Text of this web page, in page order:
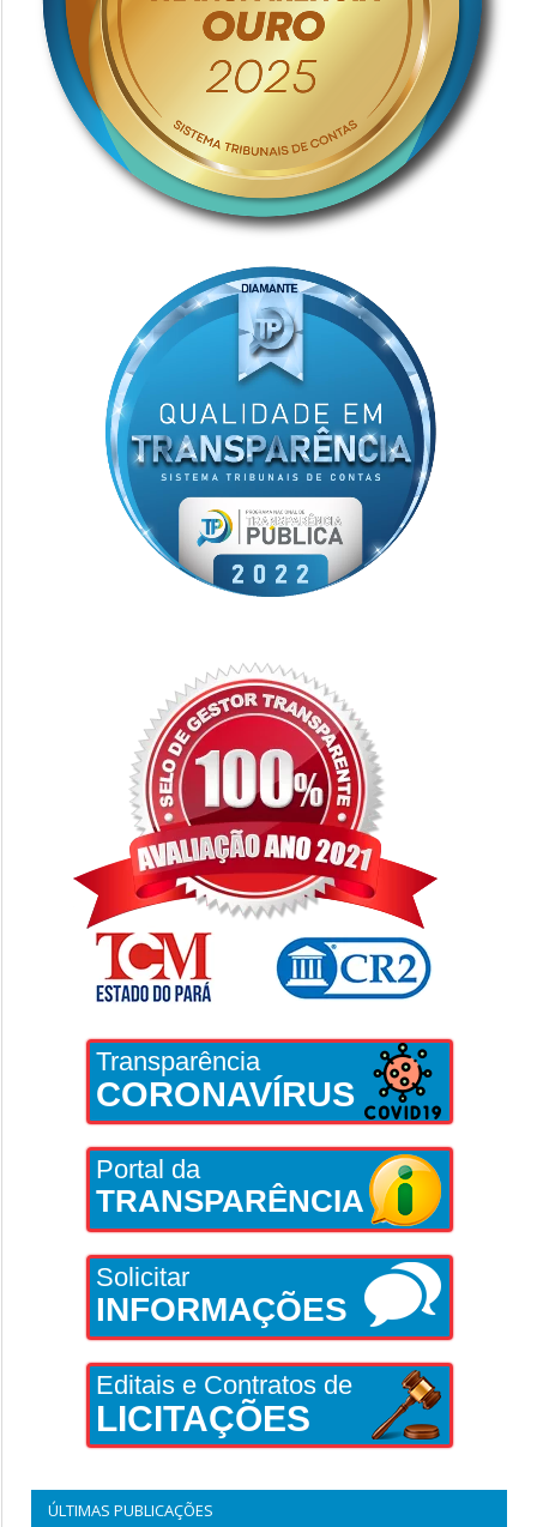
Transparência
CORONAVÍRUS
Portal da
TRANSPARÊNCIA
Solicitar
INFORMAÇÕES
Editais e Contratos de
LICITAÇÕES
ÚLTIMAS PUBLICAÇÕES